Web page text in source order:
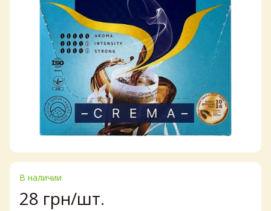
В наличии
28 грн/шт.